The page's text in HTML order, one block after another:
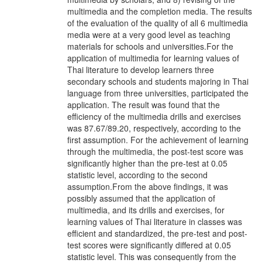
multimedia and the completion media. The results
of the evaluation of the quality of all 6 multimedia
media were at a very good level as teaching
materials for schools and universities.For the
application of multimedia for learning values of
Thai literature to develop learners three
secondary schools and students majoring in Thai
language from three universities, participated the
application. The result was found that the
efficiency of the multimedia drills and exercises
was 87.67/89.20, respectively, according to the
first assumption. For the achievement of learning
through the multimedia, the post-test score was
significantly higher than the pre-test at 0.05
statistic level, according to the second
assumption.From the above findings, it was
possibly assumed that the application of
multimedia, and its drills and exercises, for
learning values of Thai literature in classes was
efficient and standardized, the pre-test and post-
test scores were significantly differed at 0.05
statistic level. This was consequently from the